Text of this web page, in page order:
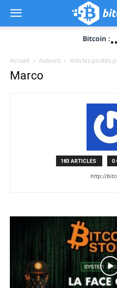
Bitcoin :
Accueil Auteurs Articles postés
Marco
183 ARTICLES 0
http://